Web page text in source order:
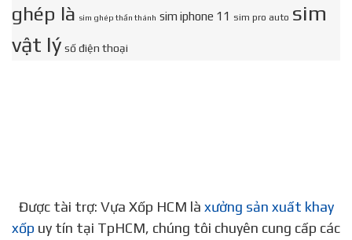
ghép là sim ghép thần thánh sim iphone 11 sim pro auto sim
vật lý số điện thoại
Được tài trợ: Vựa Xốp HCM là xưởng sản xuất khay
xốp uy tín tại TpHCM, chúng tôi chuyên cung cấp các